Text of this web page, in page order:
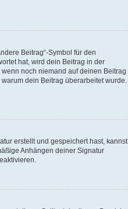
Beitrag“-Symbol für den
hat, wird dein Beitrag in der
noch niemand auf deinen Beitrag
dein Beitrag überarbeitet wurde.
erstellt und gespeichert hast, kannst
Anhängen deiner Signatur